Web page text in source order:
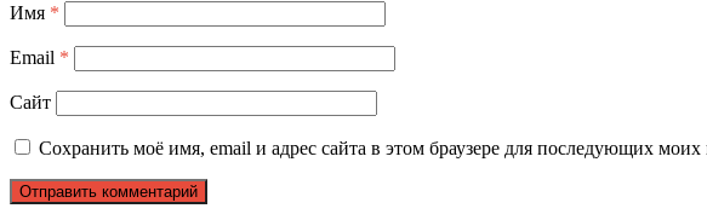
Имя *
Email *
Сайт
Сохранить моё имя, email и адрес сайта в этом браузере для последующих моих